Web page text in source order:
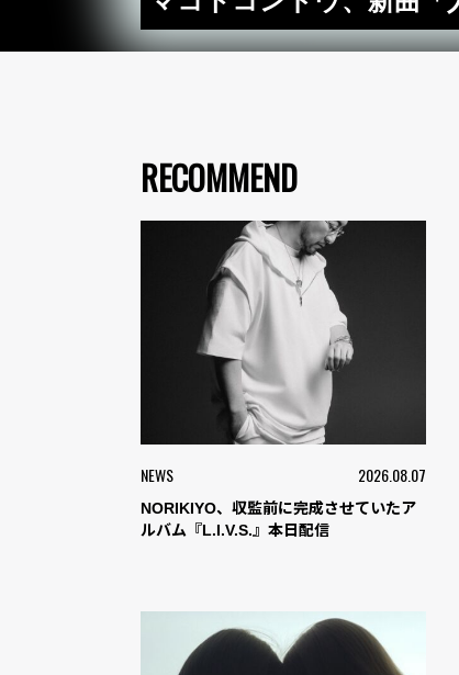
RECOMMEND
NEWS 2026.08.07
NORIKIYO、収監前に完成させていたア
ルバム『L.I.V.S.』本日配信